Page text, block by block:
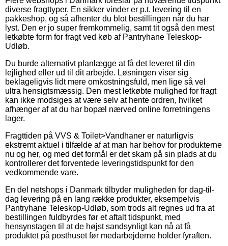
diverse fragttyper. En sikker vinder er p.t. levering til en
pakkeshop, og så afhenter du blot bestillingen når du har
lyst. Den er jo super fremkommelig, samt tit også den mest
letkøbte form for fragt ved køb af Pantryhane Teleskop-
Udløb.
Du burde alternativt planlægge at få det leveret til din
lejlighed eller ud til dit arbejde. Løsningen viser sig
beklageligvis lidt mere omkostningsfuld, men lige så vel
ultra hensigtsmæssig. Den mest letkøbte mulighed for fragt
kan ikke modsiges at være selv at hente ordren, hvilket
afhænger af at du har bopæl nærved online forretningens
lager.
Fragttiden på VVS & Toilet>Vandhaner er naturligvis
ekstremt aktuel i tilfælde af at man har behov for produkterne
nu og her, og med det formål er det skam på sin plads at du
kontrollerer det forventede leveringstidspunkt for den
vedkommende vare.
En del netshops i Danmark tilbyder muligheden for dag-til-
dag levering på en lang række produkter, eksempelvis
Pantryhane Teleskop-Udløb, som trods alt regnes ud fra at
bestillingen fuldbyrdes før et aftalt tidspunkt, med
hensynstagen til at de højst sandsynligt kan nå at få
produktet på posthuset før medarbejderne holder fyraften.